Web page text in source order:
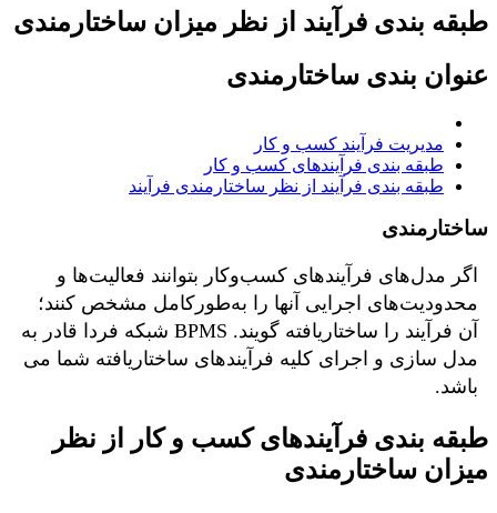
طبقه بندی فرآیند از نظر میزان ساختارمندی
عنوان بندی ساختارمندی
مدیریت فرآیند کسب و کار
طبقه بندی فرآیندهای كسب و كار
طبقه بندی فرآیند از نظر ساختارمندی فرآیند
ساختارمندی
اگر مدل‌های فرآیندهای کسب‌وکار بتوانند فعالیت‌ها و
محدودیت‌های اجرایی آنها را به‌طورکامل مشخص کنند؛
آن فرآیند را ساختاریافته گویند. BPMS شبکه فردا قادر به
مدل سازی و اجرای کلیه فرآیندهای ساختاریافته شما می
باشد.
طبقه‌ بندی فرآیندهای کسب‌ و کار از نظر
میزان ساختارمندی